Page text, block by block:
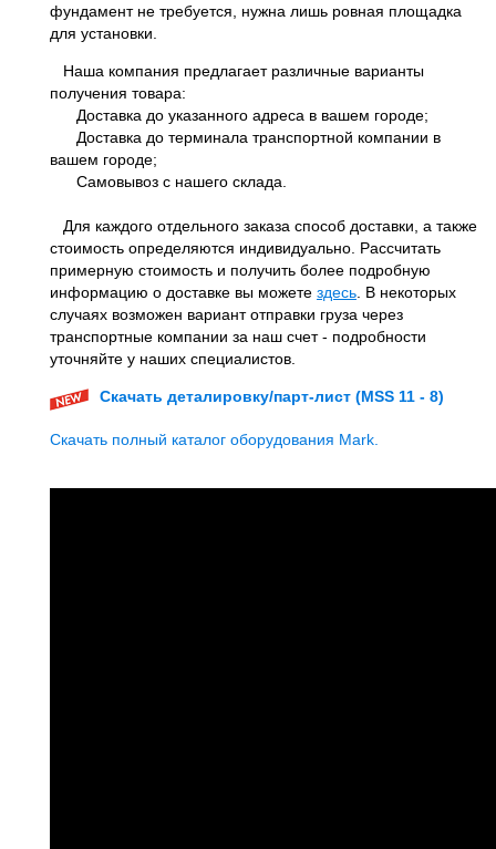
фундамент не требуется, нужна лишь ровная площадка
для установки.
Наша компания предлагает различные варианты
получения товара:
Доставка до указанного адреса в вашем городе;
Доставка до терминала транспортной компании в
вашем городе;
Самовывоз с нашего склада.
Для каждого отдельного заказа способ доставки, а также
стоимость определяются индивидуально. Рассчитать
примерную стоимость и получить более подробную
информацию о доставке вы можете здесь . В некоторых
случаях возможен вариант отправки груза через
транспортные компании за наш счет - подробности
уточняйте у наших специалистов.
Скачать деталировку/парт-лист (MSS 11 - 8)
Скачать полный каталог оборудования Mark.